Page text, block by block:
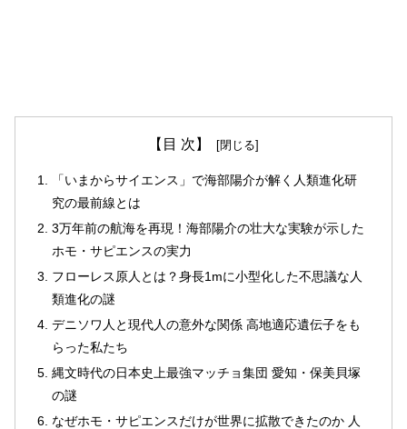
【目 次】
「いまからサイエンス」で海部陽介が解く人類進化研
究の最前線とは
3万年前の航海を再現！海部陽介の壮大な実験が示した
ホモ・サピエンスの実力
フローレス原人とは？身長1mに小型化した不思議な人
類進化の謎
デニソワ人と現代人の意外な関係 高地適応遺伝子をも
らった私たち
縄文時代の日本史上最強マッチョ集団 愛知・保美貝塚
の謎
なぜホモ・サピエンスだけが世界に拡散できたのか 人